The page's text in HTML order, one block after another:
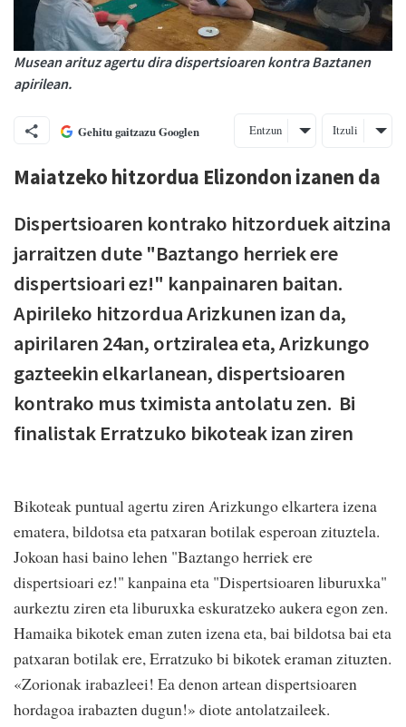
Musean arituz agertu dira dispertsioaren kontra Baztanen
apirilean.
Gehitu gaitzazu Googlen Entzun Itzuli
Maiatzeko hitzordua Elizondon izanen da
Dispertsioaren kontrako hitzorduek aitzina
jarraitzen dute "Baztango herriek ere
dispertsioari ez!" kanpainaren baitan.
Apirileko hitzordua Arizkunen izan da,
apirilaren 24an, ortziralea eta, Arizkungo
gazteekin elkarlanean, dispertsioaren
kontrako mus tximista antolatu zen. Bi
finalistak Erratzuko bikoteak izan ziren
Bikoteak puntual agertu ziren Arizkungo elkartera izena
ematera, bildotsa eta patxaran botilak esperoan zituztela.
Jokoan hasi baino lehen "Baztango herriek ere
dispertsioari ez!" kanpaina eta "Dispertsioaren liburuxka"
aurkeztu ziren eta liburuxka eskuratzeko aukera egon zen.
Hamaika bikotek eman zuten izena eta, bai bildotsa bai eta
patxaran botilak ere, Erratzuko bi bikotek eraman zituzten.
«Zorionak irabazleei! Ea denon artean dispertsioaren
hordagoa irabazten dugun!» diote antolatzaileek.